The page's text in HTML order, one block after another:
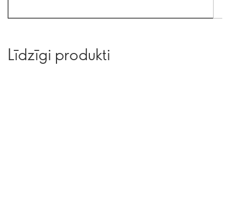
Līdzīgi produkti